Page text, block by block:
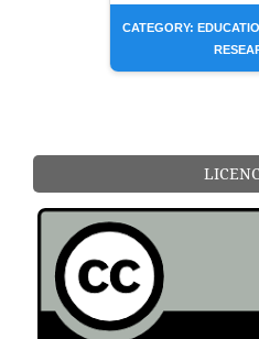
CATEGORY: